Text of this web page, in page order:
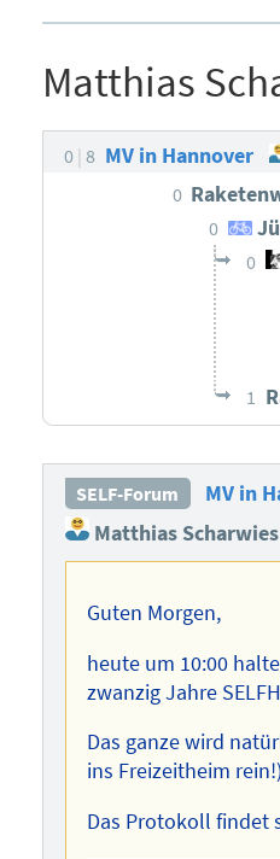
Matthias
0 8 MV in Hannover
0
0
0
1
SELF-Forum
MV in
Matthias Scharwies
Guten Morgen,
heute um 10:00
zwanzig Jahre
Das ganze wird
ins Freizeitheim rein!)
Das Protokoll findet